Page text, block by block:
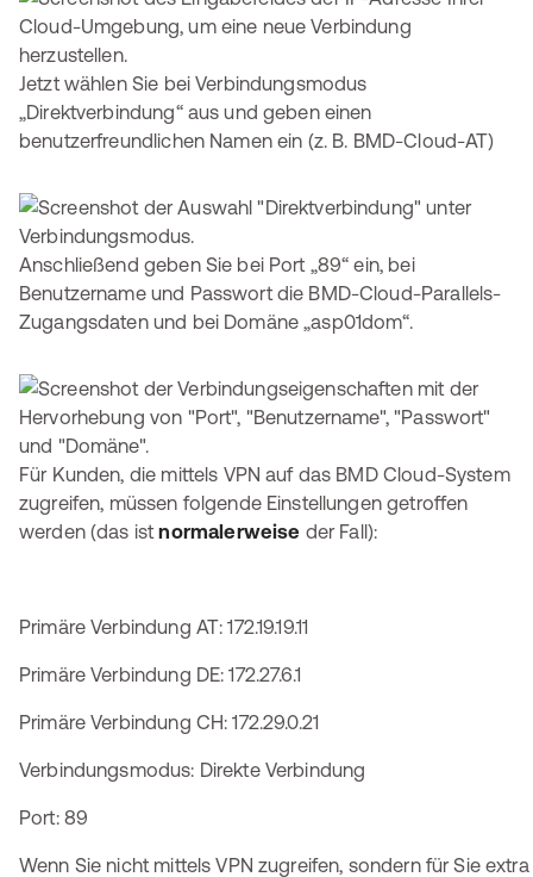
Jetzt wählen Sie bei Verbindungsmodus
„Direktverbindung“ aus und geben einen
benutzerfreundlichen Namen ein (z. B. BMD-Cloud-AT)
Anschließend geben Sie bei Port „89“ ein, bei
Benutzername und Passwort die BMD-Cloud-Parallels-
Zugangsdaten und bei Domäne „asp01dom“.
Für Kunden, die mittels VPN auf das BMD Cloud-System
zugreifen, müssen folgende Einstellungen getroffen
werden (das istnormalerweise der Fall):
Primäre Verbindung AT: 172.19.19.11
Primäre Verbindung DE: 172.27.6.1
Primäre Verbindung CH: 172.29.0.21
Verbindungsmodus: Direkte Verbindung
Port: 89
Wenn Sie nicht mittels VPN zugreifen, sondern für Sie extra